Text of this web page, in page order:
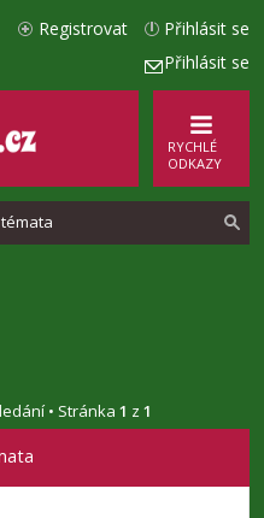
Přihlásit se
Přihlásit se
Registrovat
RYCHLÉ
ODKAZY
t
• Stránka 1 z 1